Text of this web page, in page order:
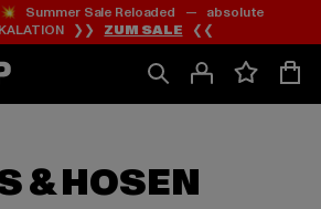
Zum
Inhalt
springen
Zum
Fußzeile
springen
Summer Sale Reloaded — absolute
❯❯ ZUM SALE ❮❮
& HOSEN
Zum
Produktraster
springen